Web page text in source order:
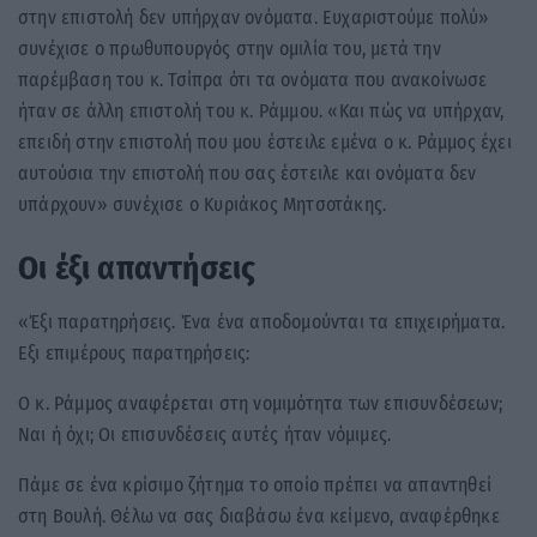
στην επιστολή δεν υπήρχαν ονόματα. Ευχαριστούμε πολύ»
συνέχισε ο πρωθυπουργός στην ομιλία του, μετά την
παρέμβαση του κ. Τσίπρα ότι τα ονόματα που ανακοίνωσε
ήταν σε άλλη επιστολή του κ. Ράμμου. «Και πώς να υπήρχαν,
επειδή στην επιστολή που μου έστειλε εμένα ο κ. Ράμμος έχει
αυτούσια την επιστολή που σας έστειλε και ονόματα δεν
υπάρχουν» συνέχισε ο Κυριάκος Μητσοτάκης.
Οι έξι απαντήσεις
«Έξι παρατηρήσεις. Ένα ένα αποδομούνται τα επιχειρήματα.
Εξι επιμέρους παρατηρήσεις:
Ο κ. Ράμμος αναφέρεται στη νομιμότητα των επισυνδέσεων;
Ναι ή όχι; Οι επισυνδέσεις αυτές ήταν νόμιμες.
Πάμε σε ένα κρίσιμο ζήτημα το οποίο πρέπει να απαντηθεί
στη Βουλή. Θέλω να σας διαβάσω ένα κείμενο, αναφέρθηκε